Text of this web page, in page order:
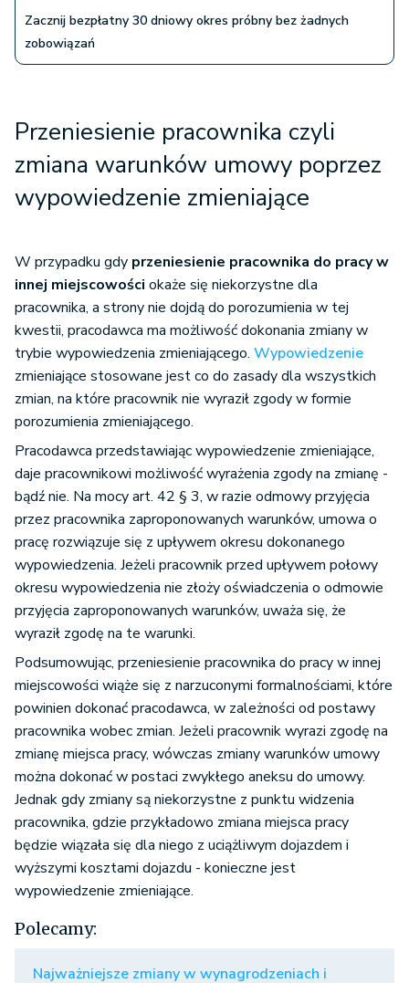
Zacznij bezpłatny 30 dniowy okres próbny bez żadnych
zobowiązań
Przeniesienie pracownika czyli
zmiana warunków umowy poprzez
wypowiedzenie zmieniające
W przypadku gdy przeniesienie pracownika do pracy w
innej miejscowości okaże się niekorzystne dla
pracownika, a strony nie dojdą do porozumienia w tej
kwestii, pracodawca ma możliwość dokonania zmiany w
trybie wypowiedzenia zmieniającego. Wypowiedzenie
zmieniające stosowane jest co do zasady dla wszystkich
zmian, na które pracownik nie wyraził zgody w formie
porozumienia zmieniającego.
Pracodawca przedstawiając wypowiedzenie zmieniające,
daje pracownikowi możliwość wyrażenia zgody na zmianę -
bądź nie. Na mocy art. 42 § 3, w razie odmowy przyjęcia
przez pracownika zaproponowanych warunków, umowa o
pracę rozwiązuje się z upływem okresu dokonanego
wypowiedzenia. Jeżeli pracownik przed upływem połowy
okresu wypowiedzenia nie złoży oświadczenia o odmowie
przyjęcia zaproponowanych warunków, uważa się, że
wyraził zgodę na te warunki.
Podsumowując, przeniesienie pracownika do pracy w innej
miejscowości wiąże się z narzuconymi formalnościami, które
powinien dokonać pracodawca, w zależności od postawy
pracownika wobec zmian. Jeżeli pracownik wyrazi zgodę na
zmianę miejsca pracy, wówczas zmiany warunków umowy
można dokonać w postaci zwykłego aneksu do umowy.
Jednak gdy zmiany są niekorzystne z punktu widzenia
pracownika, gdzie przykładowo zmiana miejsca pracy
będzie wiązała się dla niego z uciążliwym dojazdem i
wyższymi kosztami dojazdu - konieczne jest
wypowiedzenie zmieniające.
Polecamy:
Najważniejsze zmiany w wynagrodzeniach i